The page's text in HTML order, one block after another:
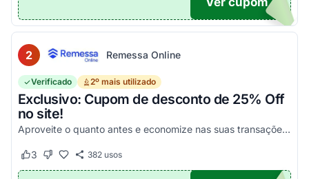
2 Remessa Online
Verificado 2º mais utilizado
Exclusivo: Cupom de desconto de 25% Off
no site!
Aproveite o quanto antes e economize nas suas transações, tanto PF quanto PJ!
Este cupom funcionou
3 Este cupom não funcionou
382usos